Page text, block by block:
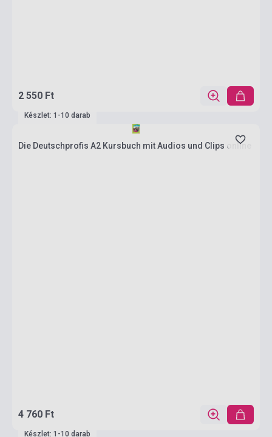
2 550 Ft
Készlet: 1-10 darab
Die Deutschprofis A2 Kursbuch mit Audios und Clips online
4 760 Ft
Készlet: 1-10 darab